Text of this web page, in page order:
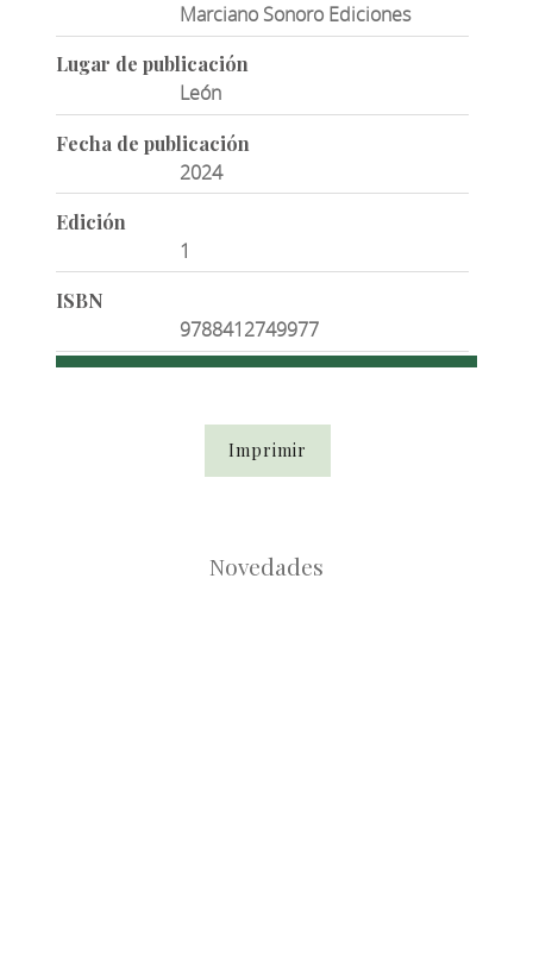
Marciano Sonoro Ediciones
Lugar de publicación
León
Fecha de publicación
2024
Edición
1
ISBN
9788412749977
Imprimir
Novedades